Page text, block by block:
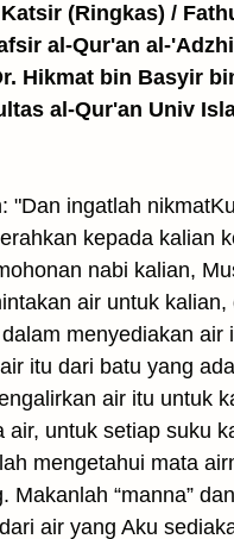
(Ringkas) /
al-Qur'an al-
Hikmat bin Basyir
al-Qur'an Univ
"Dan ingatlah
kepada kalian
nabi kalian,
air untuk kalian,
menyediakan air
itu dari batu yang
air itu untuk
air, untuk setiap suku
mengetahui mata
Makanlah “manna”
air yang Aku